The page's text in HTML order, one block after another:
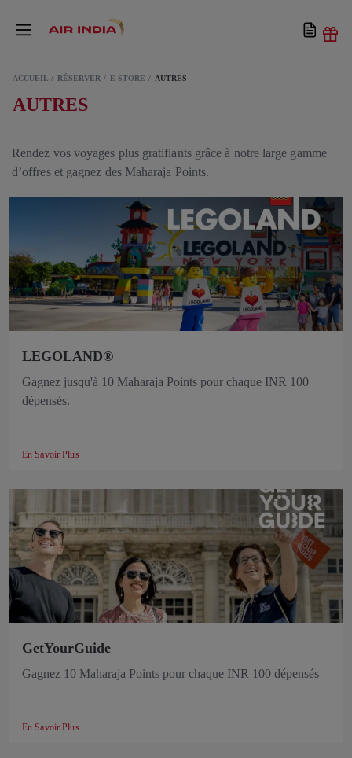
ACCUEIL RÉSERVER E-STORE AUTRES
AUTRES
Rendez vos voyages plus gratifiants grâce à notre large gamme
d’offres et gagnez des Maharaja Points.
LEGOLAND®
Gagnez jusqu'à 10 Maharaja Points pour chaque INR 100
dépensés.
En Savoir Plus
GetYourGuide
Gagnez 10 Maharaja Points pour chaque INR 100 dépensés
En Savoir Plus